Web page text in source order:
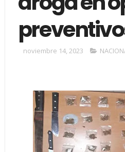
noviembre 14, 2023